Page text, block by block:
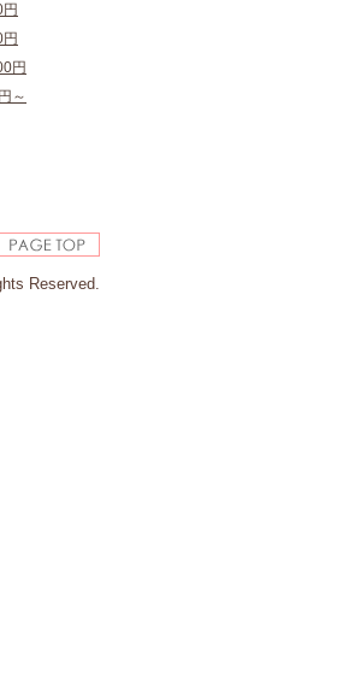
円
～
Reserved.